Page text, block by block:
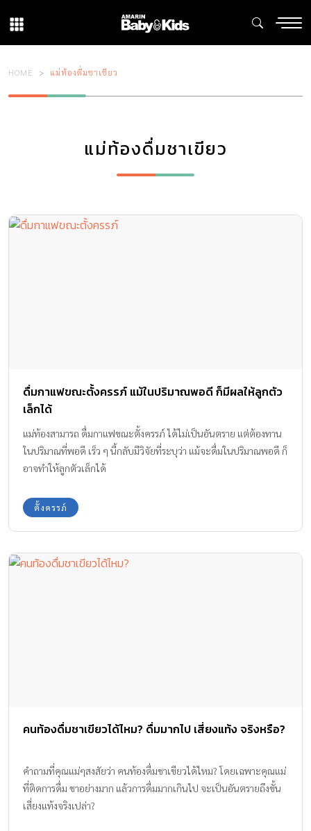
HOME แม่ท้องดื่มชาเขียว
แม่ท้องดื่มชาเขียว
ดื่มกาแฟขณะตั้งครรภ์ แม้ในปริมาณพอดี ก็มีผลให้ลูกตัว
เล็กได้
แม่ท้องสามารถ ดื่มกาแฟขณะตั้งครรภ์ ได้ไม่เป็นอันตราย แต่ต้องทาน
ในปริมาณที่พอดี เร็ว ๆ นี้กลับมีวิจัยที่ระบุว่า แม้จะดื่มในปริมาณพอดี ก็
อาจทำให้ลูกตัวเล็กได้
ตั้งครรภ์
คนท้องดื่มชาเขียวได้ไหม? ดื่มมากไป เสี่ยงแท้ง จริงหรือ?
คำถามที่คุณแม่ๆสงสัยว่า คนท้องดื่มชาเขียวได้ไหม? โดยเฉพาะคุณแม่
ที่ติดการดื่ม ชาอย่างมาก แล้วการดื่มมากเกินไป จะเป็นอันตรายถึงขั้น
เสี่ยงแท้งจริงเปล่า?